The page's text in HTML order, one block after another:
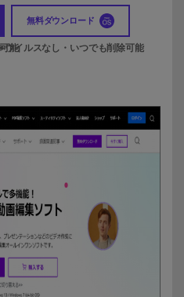
無料ダウンロード